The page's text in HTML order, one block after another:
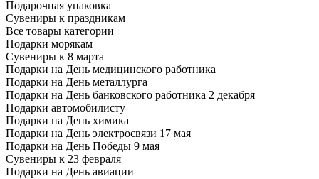
Подарочная упаковка
Сувениры к праздникам
Все товары категории
Подарки морякам
Сувениры к 8 марта
Подарки на День медицинского работника
Подарки на День металлурга
Подарки на День банковского работника 2 декабря
Подарки автомобилисту
Подарки на День химика
Подарки на День электросвязи 17 мая
Подарки на День Победы 9 мая
Сувениры к 23 февраля
Подарки на День авиации